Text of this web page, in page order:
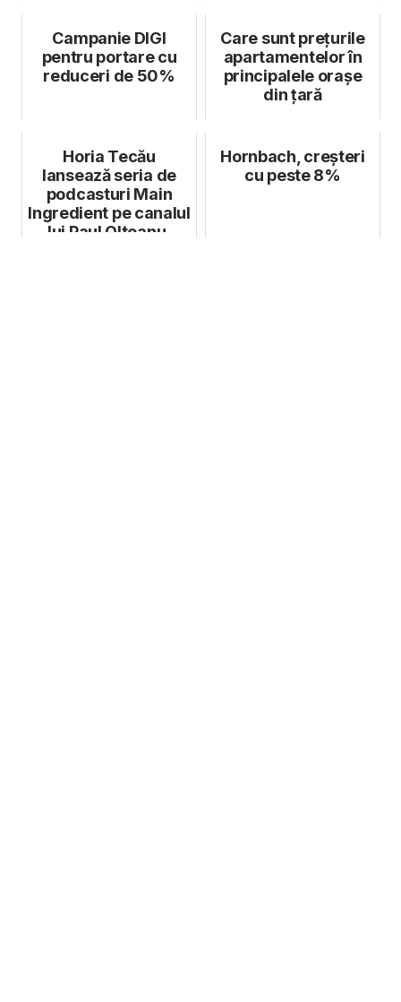
Campanie DIGI
pentru portare cu
reduceri de 50%
Care sunt prețurile
apartamentelor în
principalele orașe
din țară
Horia Tecău
lansează seria de
podcasturi Main
Ingredient pe canalul
lui Paul Olteanu,
Hornbach, creșteri
cu peste 8%